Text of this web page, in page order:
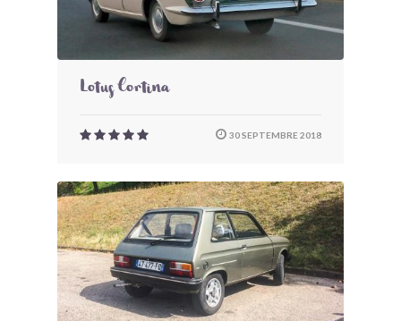
Lotus Cortina
30 SEPTEMBRE 2018